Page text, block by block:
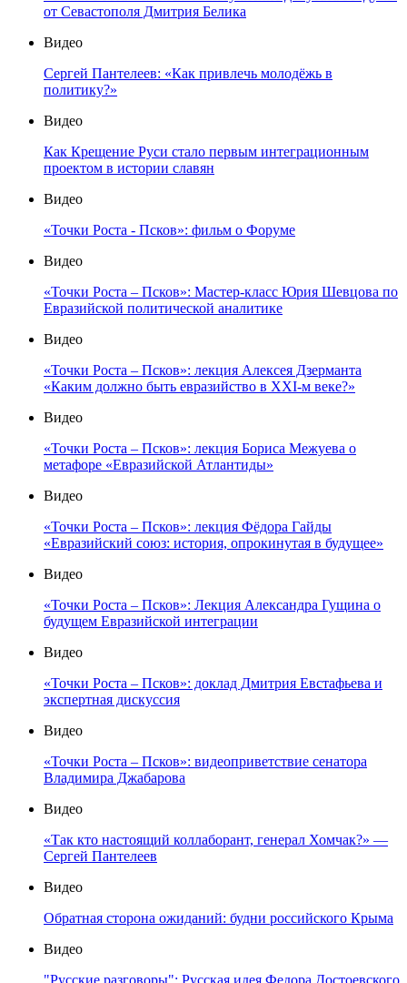
от Севастополя Дмитрия Белика
Видео
Сергей Пантелеев: «Как привлечь молодёжь в
политику?»
Видео
Как Крещение Руси стало первым интеграционным
проектом в истории славян
Видео
«Точки Роста - Псков»: фильм о Форуме
Видео
«Точки Роста – Псков»: Мастер-класс Юрия Шевцова по
Евразийской политической аналитике
Видео
«Точки Роста – Псков»: лекция Алексея Дзерманта
«Каким должно быть евразийство в XXI-м веке?»
Видео
«Точки Роста – Псков»: лекция Бориса Межуева о
метафоре «Евразийской Атлантиды»
Видео
«Точки Роста – Псков»: лекция Фёдора Гайды
«Евразийский союз: история, опрокинутая в будущее»
Видео
«Точки Роста – Псков»: Лекция Александра Гущина о
будущем Евразийской интеграции
Видео
«Точки Роста – Псков»: доклад Дмитрия Евстафьева и
экспертная дискуссия
Видео
«Точки Роста – Псков»: видеоприветствие сенатора
Владимира Джабарова
Видео
«Так кто настоящий коллаборант, генерал Хомчак?» —
Сергей Пантелеев
Видео
Обратная сторона ожиданий: будни российского Крыма
Видео